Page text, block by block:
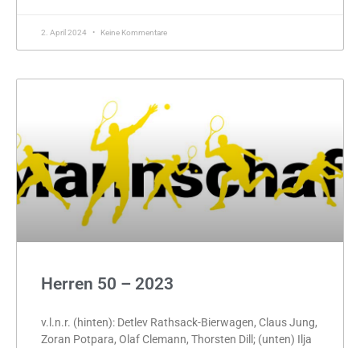
2. April 2024 Keine Kommentare
Herren 50 – 2023
v.l.n.r. (hinten): Detlev Rathsack-Bierwagen, Claus Jung,
Zoran Potpara, Olaf Clemann, Thorsten Dill; (unten) Ilja